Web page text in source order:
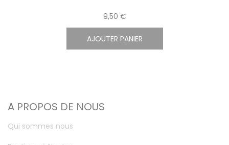
9,50 €
AJOUTER PANIER
A PROPOS DE NOUS
Qui sommes nous